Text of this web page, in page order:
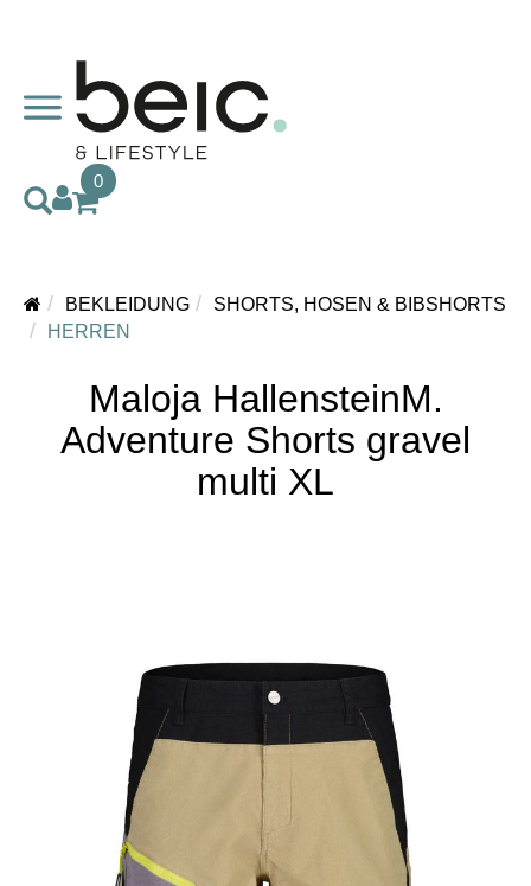
0
BEKLEIDUNG
SHORTS, HOSEN & BIBSHORTS
HERREN
Maloja HallensteinM.
Adventure Shorts gravel
multi XL